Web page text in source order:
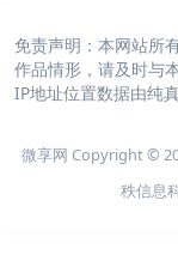
免责声明：本网站所
作品情形，请及时与
IP地址位置数据由纯
微享网 Copyright ©
秩信息